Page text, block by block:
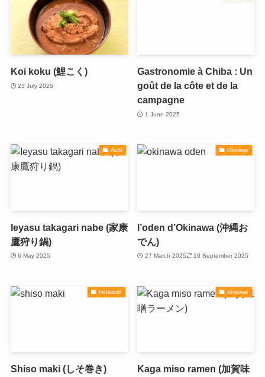
Koi koku (鯉こく)
23 July 2025
Gastronomie à Chiba : Un
goût de la côte et de la
campagne
1 June 2025
Aichi
Ieyasu takagari nabe (家康
鷹狩り鍋)
6 May 2025
Okinawa
l’oden d’Okinawa (沖縄お
でん)
27 March 2025 10 September 2025
Hokkaidō
Shiso maki (しそ巻き)
Ishikawa
Kaga miso ramen (加賀味